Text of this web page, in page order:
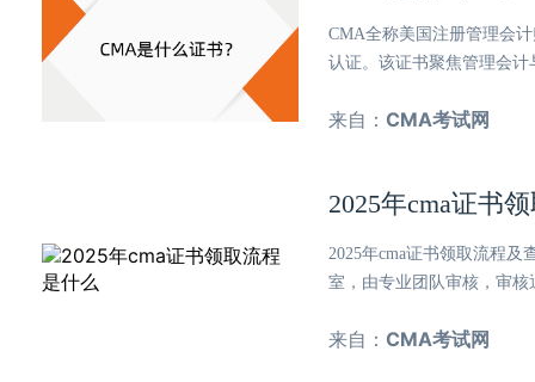
CMA全称美国注册管理会
认证。该证书聚焦管理会
来自： CMA考试网
2025年cma证书
2025年cma证书领取流程
室，由专业团队审核，审
来自： CMA考试网